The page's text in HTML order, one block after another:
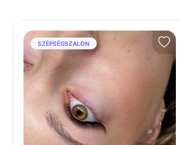
SZÉPSÉGSZALON